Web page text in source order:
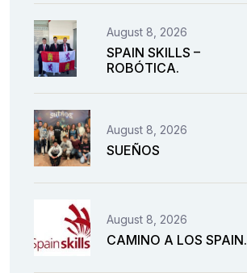
August 8, 2026
SPAIN SKILLS –
ROBÓTICA.
August 8, 2026
SUEÑOS
August 8, 2026
CAMINO A LOS SPAIN.